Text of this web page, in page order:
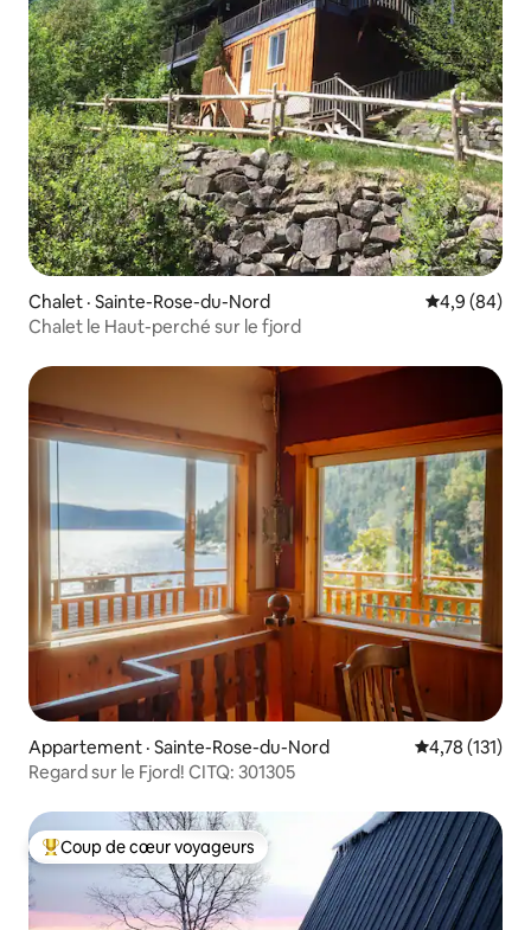
Chalet · Sainte-Rose-du-Nord Note
4,9 (84)
Chalet le Haut-perché sur le fjord
Appartement · Sainte-Rose-du-Nord Note
4,78 (131)
Regard sur le Fjord! CITQ: 301305
Coup de cœur voyageurs parmi les plus aimés
Coup de cœur voyageurs